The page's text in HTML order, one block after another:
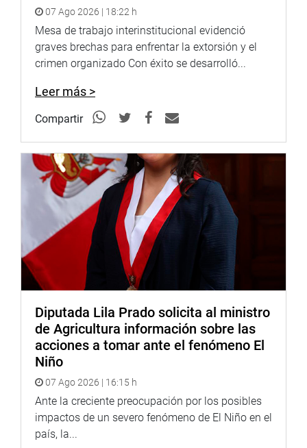
07 Ago 2026 | 18:22 h
Mesa de trabajo interinstitucional evidenció
graves brechas para enfrentar la extorsión y el
crimen organizado Con éxito se desarrolló...
Leer más >
Compartir
Diputada Lila Prado solicita al ministro
de Agricultura información sobre las
acciones a tomar ante el fenómeno El
Niño
07 Ago 2026 | 16:15 h
Ante la creciente preocupación por los posibles
impactos de un severo fenómeno de El Niño en el
país, la...